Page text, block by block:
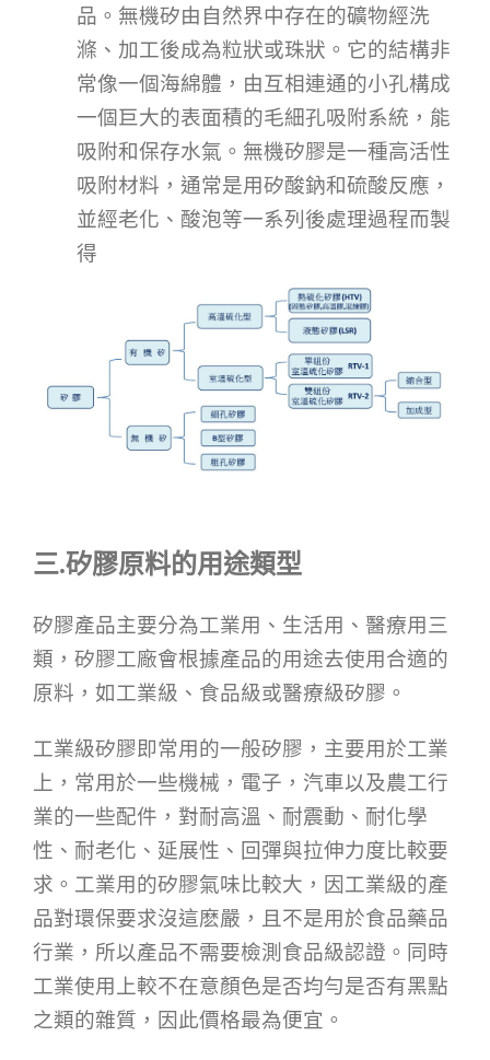
品。無機矽由自然界中存在的礦物經洗
滌、加工後成為粒狀或珠狀。它的結構非
常像一個海綿體，由互相連通的小孔構成
一個巨大的表面積的毛細孔吸附系統，能
吸附和保存水氣。無機矽膠是一種高活性
吸附材料，通常是用矽酸鈉和硫酸反應，
並經老化、酸泡等一系列後處理過程而製
得
三.矽膠原料的用途類型
矽膠產品主要分為工業用、生活用、醫療用三
類，矽膠工廠會根據產品的用途去使用合適的
原料，如工業級、食品級或醫療級矽膠。
工業級矽膠即常用的一般矽膠，主要用於工業
上，常用於一些機械，電子，汽車以及農工行
業的一些配件，對耐高溫、耐震動、耐化學
性、耐老化、延展性、回彈與拉伸力度比較要
求。工業用的矽膠氣味比較大，因工業級的產
品對環保要求沒這麽嚴，且不是用於食品藥品
行業，所以產品不需要檢測食品級認證。同時
工業使用上較不在意顏色是否均勻是否有黑點
之類的雜質，因此價格最為便宜。